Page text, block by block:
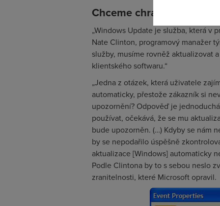
Chceme chránit uživatele
„Windows Update je služba, která v
Nate Clinton, programový manažer
služby, musíme rovněž aktualizovat
klientského softwaru.“
„Jedna z otázek, která uživatele
automaticky, přestože zákazník si
upozornění? Odpověď je
používat, očekává, že se mu
bude upozorněn. (…) Kdyby se nám
by se nepodařilo úspěšně
aktualizace [Windows] automaticky
Podle Clintona by to s sebou neslo
zranitelnosti, které Microsoft opravil.